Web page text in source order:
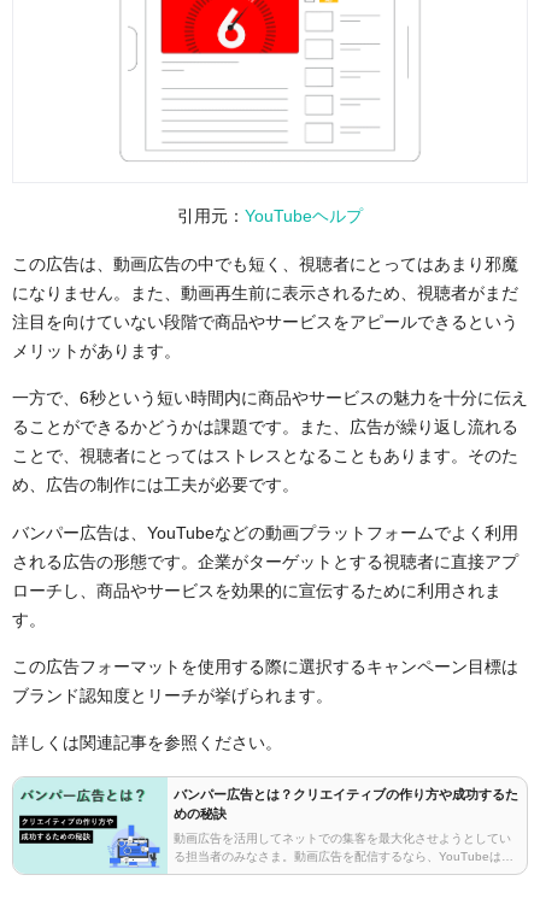
引用元： YouTubeヘルプ
この広告は、動画広告の中でも短く、視聴者にとってはあまり邪魔
になりません。また、動画再生前に表示されるため、視聴者がまだ
注目を向けていない段階で商品やサービスをアピールできるという
メリットがあります。
一方で、6秒という短い時間内に商品やサービスの魅力を十分に伝え
ることができるかどうかは課題です。また、広告が繰り返し流れる
ことで、視聴者にとってはストレスとなることもあります。そのた
め、広告の制作には工夫が必要です。
バンパー広告は、YouTubeなどの動画プラットフォームでよく利用
される広告の形態です。企業がターゲットとする視聴者に直接アプ
ローチし、商品やサービスを効果的に宣伝するために利用されま
す。
この広告フォーマットを使用する際に選択するキャンペーン目標は
ブランド認知度とリーチが挙げられます。
詳しくは関連記事を参照ください。
バンパー広告とは？クリエイティブの作り方や成功するた
めの秘訣
動画広告を活用してネットでの集客を最大化させようとしてい
る担当者のみなさま。動画広告を配信するなら、YouTubeは外
せない広告媒体でしょう。一口に動画広告と言っても、「再生